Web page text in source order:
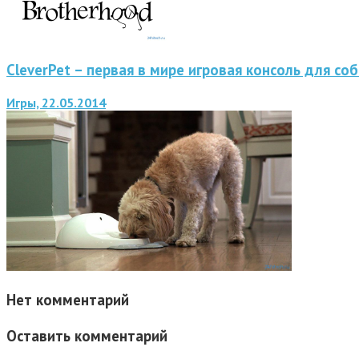
CleverPet – первая в мире игровая консоль для
Игры, 22.05.2014
Нет комментарий
Оставить комментарий